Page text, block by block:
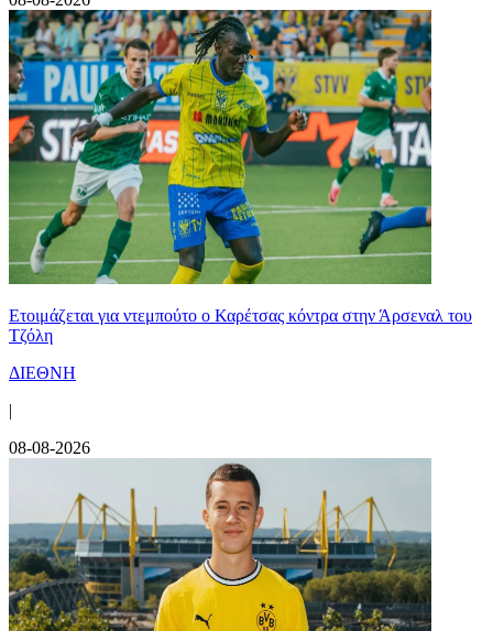
Ετοιμάζεται για ντεμπούτο ο Καρέτσας κόντρα στην Άρσεναλ του
Τζόλη
ΔΙΕΘΝΗ
|
08-08-2026